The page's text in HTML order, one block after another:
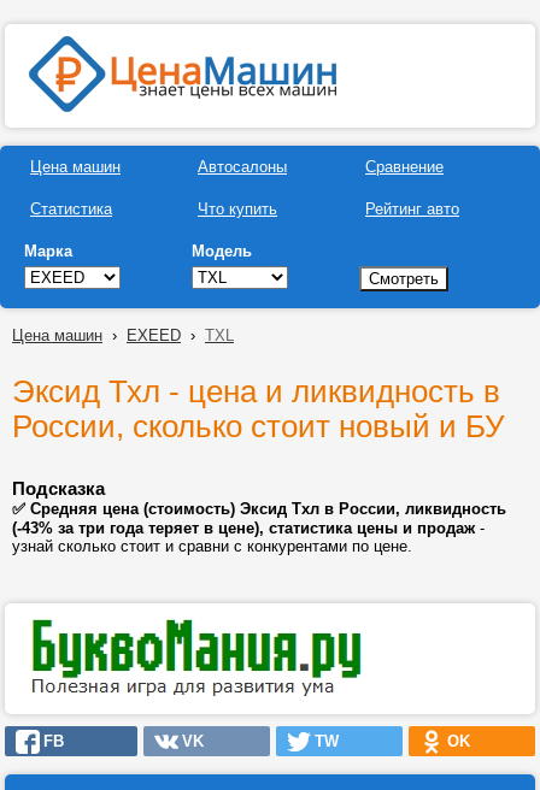
Цена машин
Статистика
Автосалоны
Что купить
Сравнение
Рейтинг авто
Марка Модель
Цена машин › EXEED › TXL
Эксид Тхл - цена и ликвидность в
России, сколько стоит новый и БУ
Подсказка
✅ Средняя цена (стоимость) Эксид Тхл в России, ликвидность
(-43% за три года теряет в цене), статистика цены и продаж-
узнай сколько стоит и сравни с конкурентами по цене.
FB VK TW OK